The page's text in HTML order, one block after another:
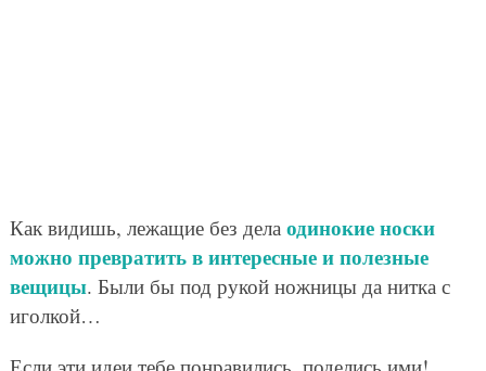
Как видишь, лежащие без дела одинокие носки
можно превратить в интересные и полезные
вещицы. Были бы под рукой ножницы да нитка с
иголкой…